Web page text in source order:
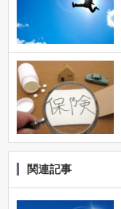
関連記事